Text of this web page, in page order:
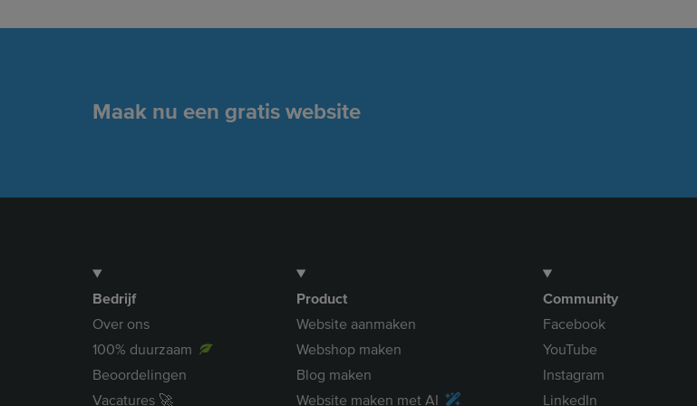
o
g
b
d
Maak nu een gratis website
Bedrijf
Over ons
100% duurzaam
Beoordelingen
Vacatures 🚀
Product
Website aanmaken
Webshop maken
Blog maken
Website maken met AI
Community
Facebook
YouTube
Instagram
LinkedIn